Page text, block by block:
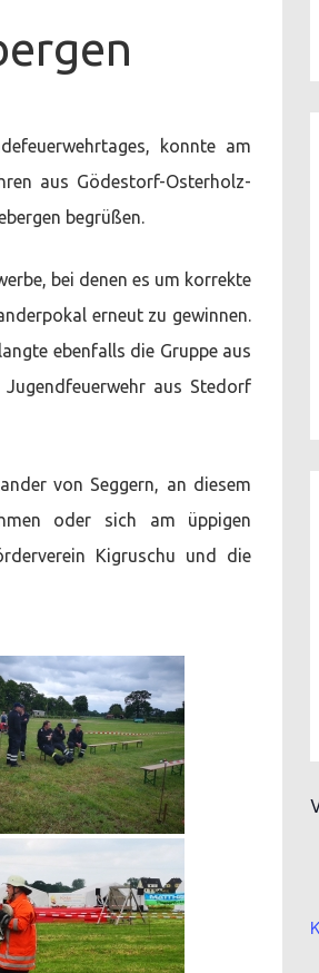
konnte am
aus Gödestorf-Osterholz-
begrüßen.
bei denen es um korrekte
erneut zu gewinnen.
ebenfalls die Gruppe aus
aus Stedorf
von Seggern, an diesem
oder sich am üppigen
Kigruschu und die